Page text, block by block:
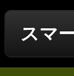
スマ